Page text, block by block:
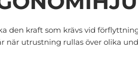
den kraft som krävs vid
när utrustning rullas över olika
Välj hur du vill